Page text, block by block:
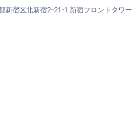
新宿区北新宿2-21-1 新宿フロントタワー